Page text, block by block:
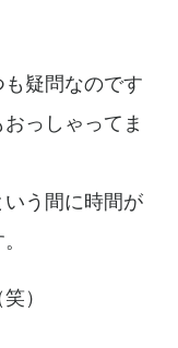
疑問なのです
っしゃってま
う間に時間が
）